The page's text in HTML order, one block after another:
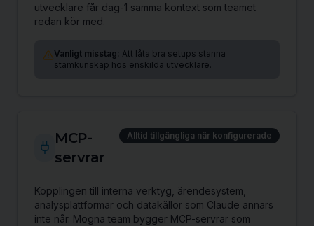
utvecklare får dag-1 samma kontext som teamet
redan kör med.
Vanligt misstag: Att låta bra setups stanna
stamkunskap hos enskilda utvecklare.
MCP-
servrar
Alltid tillgängliga när konfigurerade
Kopplingen till interna verktyg, ärendesystem,
analysplattformar och datakällor som Claude annars
inte når. Mogna team bygger MCP-servrar som